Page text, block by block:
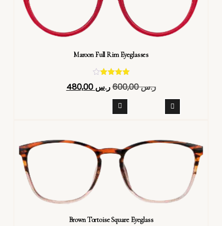
Maroon Full Rim Eyeglasses
4.40
ر.س600,00 ر.س 480,00
Brown Tortoise Square Eyeglass